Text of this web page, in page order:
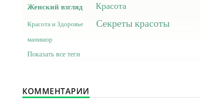
Женский взгляд Красота
Красота и Здоровье Секреты красоты
маникюр
Показать все теги
КОММЕНТАРИИ